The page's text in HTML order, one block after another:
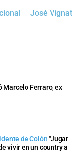
José Vignatti
Marcelo Ferraro, ex
de Colón"Jugar
vivir en un country a